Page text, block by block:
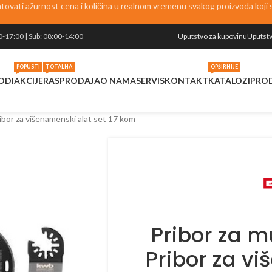
ažurnost cena i količina u realnom vremenu svakog proizvoda koji
17:00 | Sub: 08:00-14:00 Uputstvo za kupovinu
AKCIJE
POPUSTI
RASPRODAJA
TOTALNA
O NAMASERVISKONTAKTKATALOZI
OPŠIRNIJE
za višenamenski alat set 17 kom
Pribor za
Pribor za